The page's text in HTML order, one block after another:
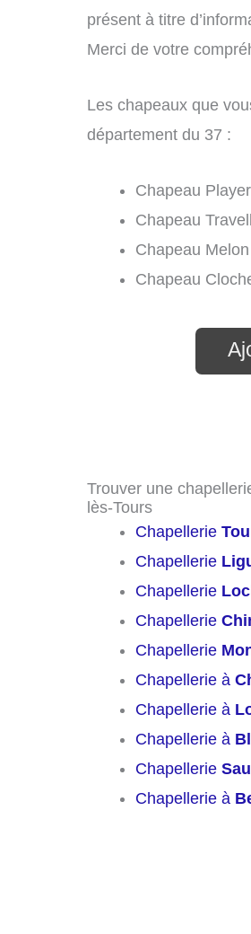
présent à titre
Merci de votre
Les chapeaux que
département du 37 :
Chapeau
Chapeau
Chapeau
Chapeau
Trouver une
lès-Tours
Chapellerie
Chapellerie
Chapellerie
Chapellerie
Chapellerie
Chapellerie à
Chapellerie à
Chapellerie à
Chapellerie
Chapellerie à